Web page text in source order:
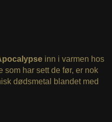
inn i varmen hos
som har sett de før, er nok
dødsmetal blandet med